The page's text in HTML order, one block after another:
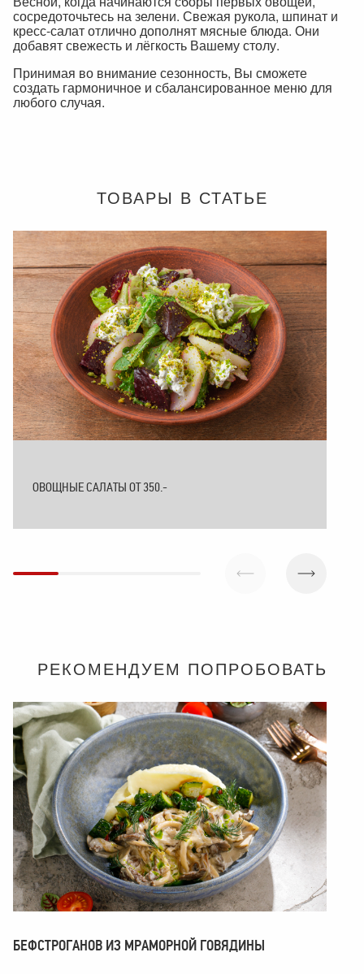
сосредоточьтесь на зелени. Свежая рукола, шпинат и
кресс-салат отлично дополнят мясные блюда. Они
добавят свежесть и лёгкость Вашему столу.
Принимая во внимание сезонность, Вы сможете
создать гармоничное и сбалансированное меню для
любого случая.
ТОВАРЫ В СТАТЬЕ
ОВОЩНЫЕ САЛАТЫ ОТ 350.-
РЕКОМЕНДУЕМ ПОПРОБОВАТЬ
БЕФСТРОГАНОВ ИЗ МРАМОРНОЙ ГОВЯДИНЫ